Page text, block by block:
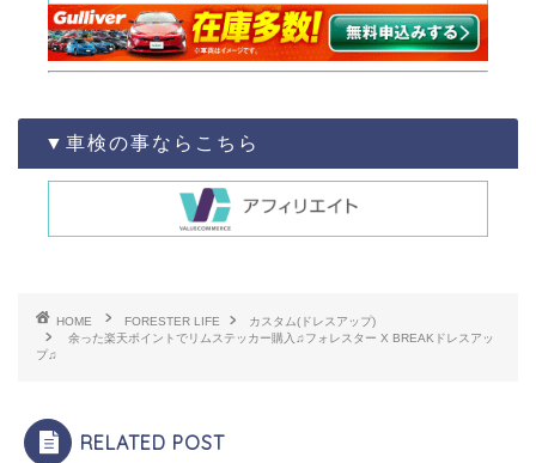
▼車検の事ならこちら
HOME FORESTER LIFE
カスタム(ドレスアップ)
余った楽天ポイントでリムステッカー購入♫フォレスター X BREAKドレスアッ
プ♫
RELATED POST